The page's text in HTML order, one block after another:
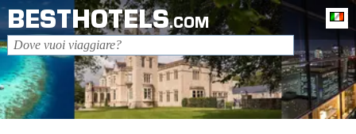
BESTHOTELS.COM